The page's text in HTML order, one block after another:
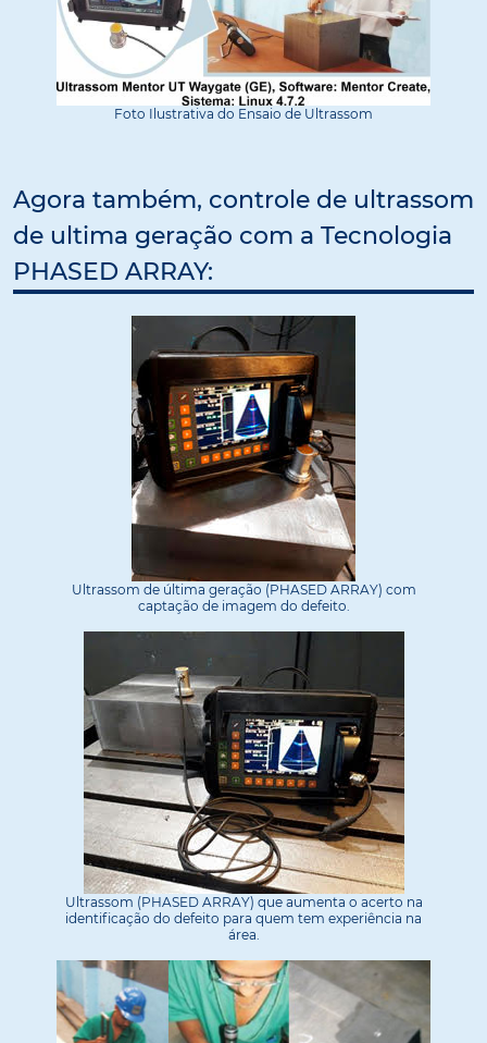
Foto Ilustrativa do Ensaio de Ultrassom
Agora também, controle de ultrassom
de ultima geração com a Tecnologia
PHASED ARRAY:
Ultrassom de última geração (PHASED ARRAY) com
captação de imagem do defeito.
Ultrassom (PHASED ARRAY) que aumenta o acerto na
identificação do defeito para quem tem experiência na
área.